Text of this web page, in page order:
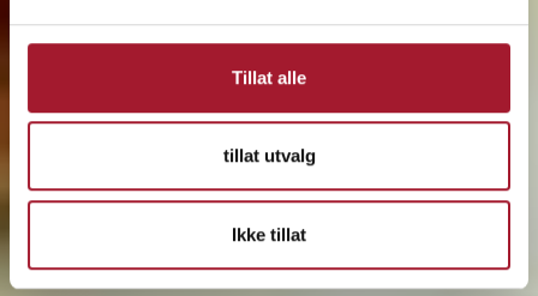
Tillat alle
tillat utvalg
Ikke tillat